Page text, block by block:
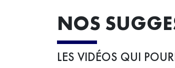
NOS
LES VIDÉOS QUI